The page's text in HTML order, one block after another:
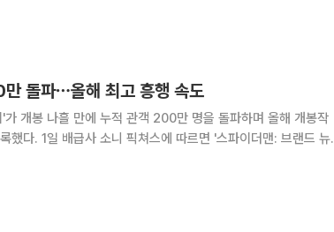
증가했다. 올해 봄 진행한 아마
돌파⋯올해 최고 흥행 속도
가 개봉 나흘 만에 누적 관객 200만 명을 돌파하며 올해 개봉작
더맨: 브랜드 뉴
하루 빠른 것